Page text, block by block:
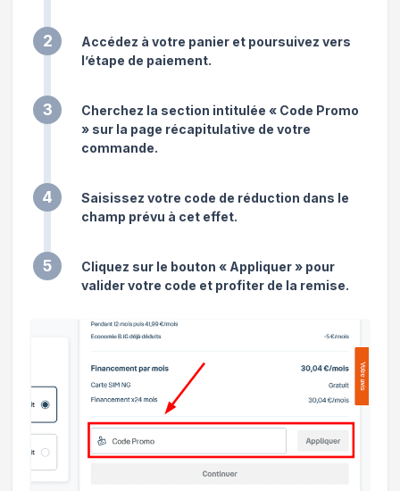
2
Accédez à votre panier et poursuivez vers
l’étape de paiement.
3
Cherchez la section intitulée « Code Promo
» sur la page récapitulative de votre
commande.
4
Saisissez votre code de réduction dans le
champ prévu à cet effet.
5
Cliquez sur le bouton « Appliquer » pour
valider votre code et profiter de la remise.